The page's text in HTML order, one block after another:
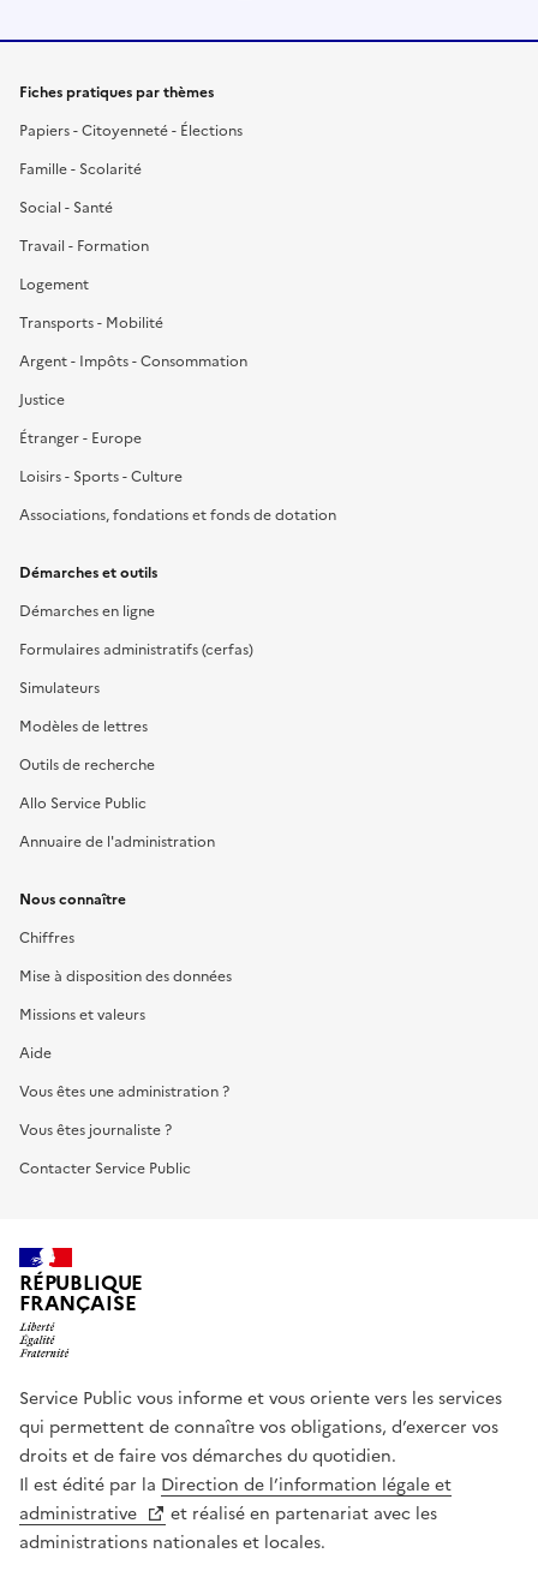
Fiches pratiques par thèmes
Papiers - Citoyenneté - Élections
Famille - Scolarité
Social - Santé
Travail - Formation
Logement
Transports - Mobilité
Argent - Impôts - Consommation
Justice
Étranger - Europe
Loisirs - Sports - Culture
Associations, fondations et fonds de dotation
Démarches et outils
Démarches en ligne
Formulaires administratifs (cerfas)
Simulateurs
Modèles de lettres
Outils de recherche
Allo Service Public
Annuaire de l'administration
Nous connaître
Chiffres
Mise à disposition des données
Missions et valeurs
Aide
Vous êtes une administration ?
Vous êtes journaliste ?
Contacter Service Public
RÉPUBLIQUE
FRANÇAISE
Service Public vous informe et vous oriente vers les services
qui permettent de connaître vos obligations, d’exercer vos
droits et de faire vos démarches du quotidien.
Il est édité par la Direction de l’information légale et
administrative
et réalisé en partenariat avec les
administrations nationales et locales.